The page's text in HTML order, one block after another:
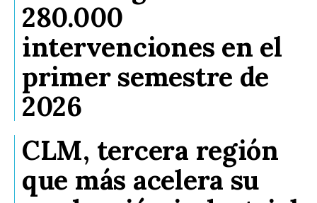
280.000
intervenciones en el
primer semestre de
2026
CLM, tercera región
que más acelera su